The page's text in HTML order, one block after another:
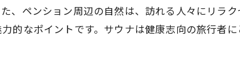
峰の原高原でのアクティビティ提案
ゲストの声から見る峰の原高原の魅力
、ペンション周辺の自然は、訪れる人々にリラ
的なポイントです。サウナは健康志向の旅行者